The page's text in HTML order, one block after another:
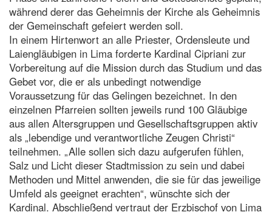
während derer das Geheimnis der Kirche als Geheimnis
der Gemeinschaft gefeiert werden soll.
In einem Hirtenwort an alle Priester, Ordensleute und
Laiengläubigen in Lima forderte Kardinal Cipriani zur
Vorbereitung auf die Mission durch das Studium und das
Gebet vor, die er als unbedingt notwendige
Voraussetzung für das Gelingen bezeichnet. In den
einzelnen Pfarreien sollten jeweils rund 100 Gläubige
aus allen Altersgruppen und Gesellschaftsgruppen aktiv
als „lebendige und verantwortliche Zeugen Christi“
teilnehmen. „Alle sollen sich dazu aufgerufen fühlen,
Salz und Licht dieser Stadtmission zu sein und dabei
Methoden und Mittel anwenden, die sie für das jeweilige
Umfeld als geeignet erachten“, wünschte sich der
Kardinal. Abschließend vertraut der Erzbischof von Lima